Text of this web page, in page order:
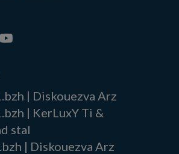
| Diskouezva Arz
| KerLuxY Ti &
stal
| Diskouezva Arz